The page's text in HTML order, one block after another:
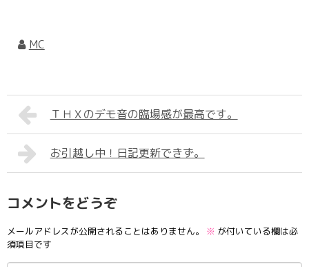
MC
ＴＨＸのデモ音の臨場感が最高です。
お引越し中！日記更新できず。
コメントをどうぞ
メールアドレスが公開されることはありません。 ※ が付いている欄は必
須項目です